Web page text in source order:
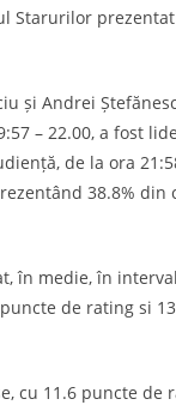
Starurilor
și Andrei
– 22.00, a fost
de la ora
38.8% din
medie, în
de rating si
11.6 puncte de